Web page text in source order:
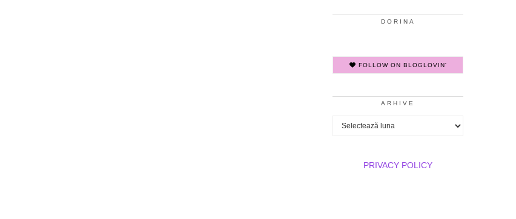
DORINA
FOLLOW ON BLOGLOVIN'
ARHIVE
Arhive
PRIVACY POLICY